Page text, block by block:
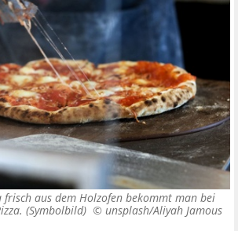
frisch aus dem Holzofen bekommt man bei
(Symbolbild) © unsplash/Aliyah Jamous